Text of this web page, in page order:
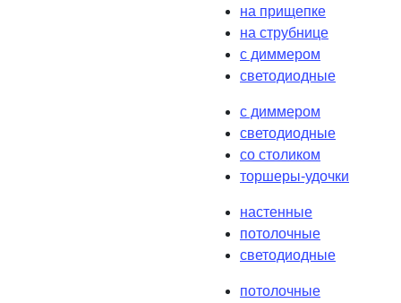
на прищепке
на струбнице
с диммером
светодиодные
с диммером
светодиодные
со столиком
торшеры-удочки
настенные
потолочные
светодиодные
потолочные